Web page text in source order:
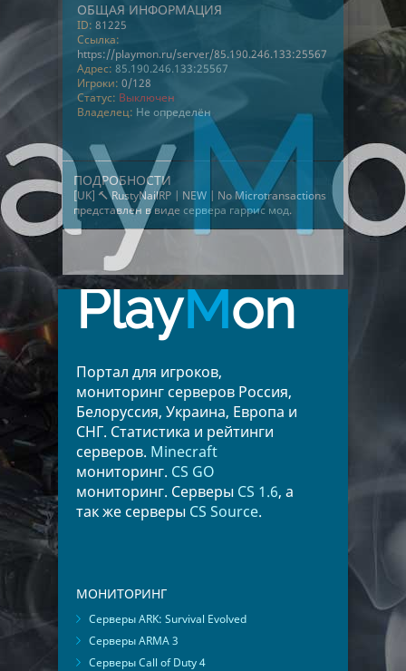
ОБЩАЯ ИНФОРМАЦИЯ
ID: 81225
Ссылка:
https://playmon.ru/server/85.190.246.133:25567
Адрес: 85.190.246.133:25567
Игроки: 0/128
Статус: Выключен
Владелец: Не определён
ПОДРОБНОСТИ
[UK] 🔨 RustyNailRP | NEW | No Microtransactions
представлен в виде сервера гаррис мод.
PlayMon
Портал для игроков,
мониторинг серверов Россия,
Белоруссия, Украина, Европа и
СНГ. Статистика и рейтинги
серверов. Minecraft
мониторинг. CS GO
мониторинг. Серверы CS 1.6, а
так же серверы CS Source.
МОНИТОРИНГ
Серверы ARK: Survival Evolved
Серверы ARMA 3
Серверы Call of Duty 4